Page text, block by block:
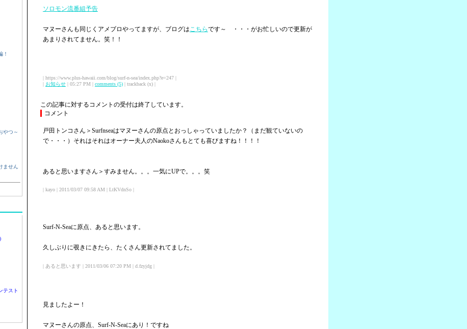
！
やつ～
ません
テスト
ソロモン流番組予告
マヌーさんも同じくアメブロやってますが、ブログはこちらです～ ・・・がお忙しいので更新が
あまりされてません。笑！！
| https://www.plus-hawaii.com/blog/surf-n-sea/index.php?e=247 |
| お知らせ | 05:27 PM | comments (5) | trackback (x) |
この記事に対するコメントの受付は終了しています。
コメント
戸田トンコさん＞Surfnseaはマヌーさんの原点とおっしゃっていましたか？（まだ観ていないの
で・・・）それはそれはオーナー夫人のNaokoさんもとても喜びますね！！！！
あると思いますさん＞すみません。。。一気にUPで。。。笑
| kayo | 2011/03/07 09:58 AM | LtKVdnSo |
Surf-N-Seaに原点、あると思います。
久しぶりに覗きにきたら、たくさん更新されてました。
| あると思います | 2011/03/06 07:20 PM | d.fzyjdg |
見ましたよー！
マヌーさんの原点、Surf-N-Seaにあり！ですね